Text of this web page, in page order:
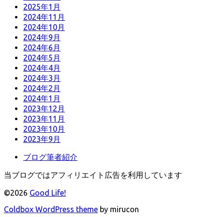
2025年1月
2024年11月
2024年10月
2024年9月
2024年6月
2024年5月
2024年4月
2024年3月
2024年2月
2024年1月
2023年12月
2023年11月
2023年10月
2023年9月
ブログ筆者紹介
当ブログではアフィリエイト広告を利用しています
©2026 Good Life!
Coldbox WordPress theme by mirucon